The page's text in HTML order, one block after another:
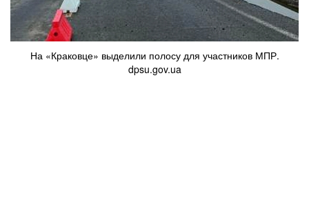
На «Краковце» выделили полосу для участников МПР.
dpsu.gov.ua